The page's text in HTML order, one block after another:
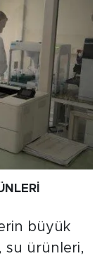
büyük
su ürünleri,